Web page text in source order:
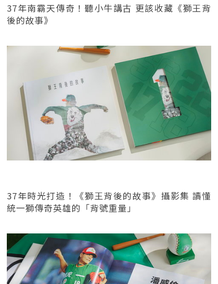
37年南霸天傳奇！聽小牛講古 更該收藏《獅王背
後的故事》
37年時光打造！《獅王背後的故事》攝影集 讀懂
統一獅傳奇英雄的「背號重量」